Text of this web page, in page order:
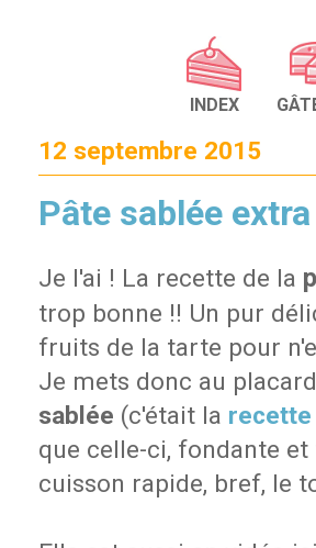
INDEX
12 septembre 2015
Pâte sablée extra
Je l'ai ! La recette de la
trop bonne !! Un pur
fruits de la tarte pour
Je mets donc au
sablée (c'était la recette
que celle-ci, fondante
cuisson rapide, bref, le